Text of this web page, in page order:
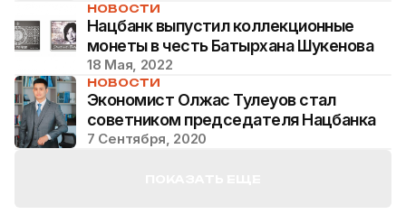
НОВОСТИ
Нацбанк выпустил коллекционные
монеты в честь Батырхана Шукенова
18 Мая, 2022
НОВОСТИ
Экономист Олжас Тулеуов стал
советником председателя Нацбанка
7 Сентября, 2020